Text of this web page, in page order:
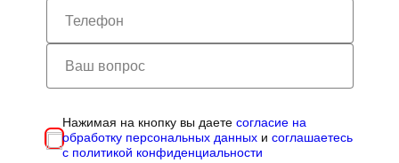
Нажимая на кнопку вы даетесогласие на
обработку персональных данных исоглашаетесь
с политикой конфиденциальности